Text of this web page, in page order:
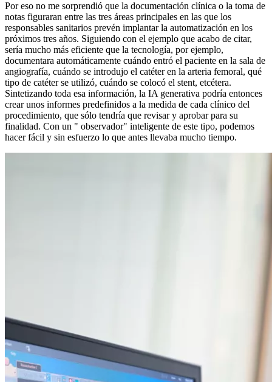
Por eso no me sorprendió que la documentación clínica o la toma de
notas figuraran entre las tres áreas principales en las que los
responsables sanitarios prevén implantar la automatización en los
próximos tres años. Siguiendo con el ejemplo que acabo de citar,
sería mucho más eficiente que la tecnología, por ejemplo,
documentara automáticamente cuándo entró el paciente en la sala de
angiografía, cuándo se introdujo el catéter en la arteria femoral, qué
tipo de catéter se utilizó, cuándo se colocó el stent, etcétera.
Sintetizando toda esa información, la IA generativa podría entonces
crear unos informes predefinidos a la medida de cada clínico del
procedimiento, que sólo tendría que revisar y aprobar para su
finalidad. Con un " observador" inteligente de este tipo, podemos
hacer fácil y sin esfuerzo lo que antes llevaba mucho tiempo.